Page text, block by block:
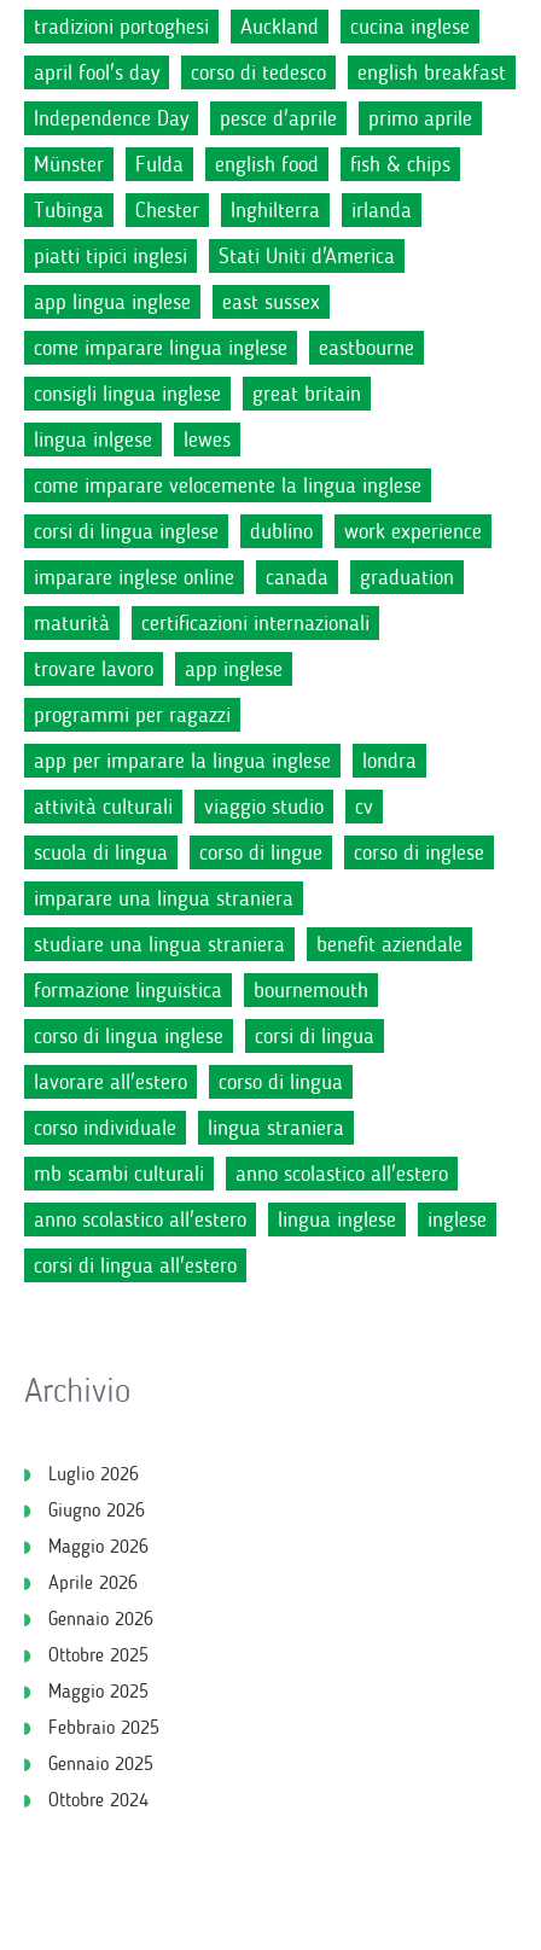
tradizioni portoghesi Auckland
cucina inglese
april fool's day
corso di tedesco
english breakfast
Independence Day
pesce d'aprile
primo aprile
Münster
Fulda english food
fish & chips
Tubinga
Chester Inghilterra
irlanda
piatti tipici inglesi
Stati Uniti d'America
app lingua inglese
east sussex
come imparare lingua inglese
eastbourne
consigli lingua inglese
great britain
lingua inlgese
lewes
come imparare velocemente la lingua inglese
corsi di lingua inglese
dublino
work experience
imparare inglese online
canada
graduation
maturità
certificazioni internazionali
trovare lavoro
app inglese
programmi per ragazzi
app per imparare la lingua inglese
londra
attività culturali
viaggio studio
cv
scuola di lingua
corso di lingue
corso di inglese
imparare una lingua straniera
studiare una lingua straniera
benefit aziendale
formazione linguistica
bournemouth
corso di lingua inglese
corsi di lingua
lavorare all'estero
corso di lingua
corso individuale
lingua straniera
mb scambi culturali
anno scolastico all'estero
anno scolastico all'estero
lingua inglese
inglese
corsi di lingua all'estero
Archivio
Luglio 2026
Giugno 2026
Maggio 2026
Aprile 2026
Gennaio 2026
Ottobre 2025
Maggio 2025
Febbraio 2025
Gennaio 2025
Ottobre 2024